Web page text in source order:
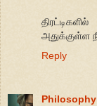
அதுக்குள்ள
Reply